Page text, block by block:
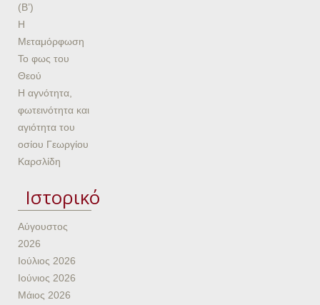
(Β’)
Η
Μεταμόρφωση
Το φως του
Θεού
Η αγνότητα,
φωτεινότητα και
αγιότητα του
οσίου Γεωργίου
Καρσλίδη
Ιστορικό
Αύγουστος
2026
Ιούλιος 2026
Ιούνιος 2026
Μάιος 2026